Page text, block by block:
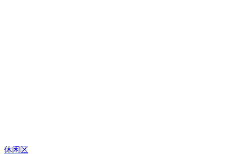
休闲区